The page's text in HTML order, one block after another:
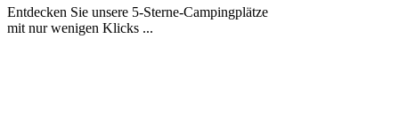
Entdecken Sie unsere 5-Sterne-Campingplätze
mit nur wenigen Klicks ...